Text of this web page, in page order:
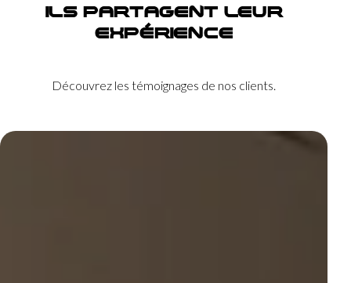
ILS PARTAGENT LEUR
EXPÉRIENCE
Découvrez les témoignages de nos clients.